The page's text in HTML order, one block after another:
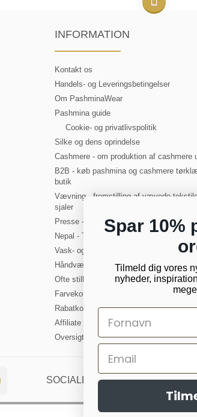
INFORMATION
Kontakt os
Handels- og Leveringsbetingelser
Om PashminaWear
Pashmina guide
Cookie- og privatlivspolitik
Silke og dens oprindelse
Cashmere - om produktion af cashmere
B2B - køb pashmina og cashmere
butik
Vævning - fremstilling af vævede
sjaler
Presse - PashminaWear i medierne
Nepal - Turist i Kathmandu. Om at rejse
Vask- og plejeanvisning for cashmere
Håndvævede tørklæder og sjaler
Ofte stillede spørgsmål om cashmere
Farvekort - oversigt over alle vores
Rabatkode til PashminaWear
Affiliate Partner
Oversigt
SOCIALE MEDIER
Spar 10%
Tilmeld dig vores
nyheder,